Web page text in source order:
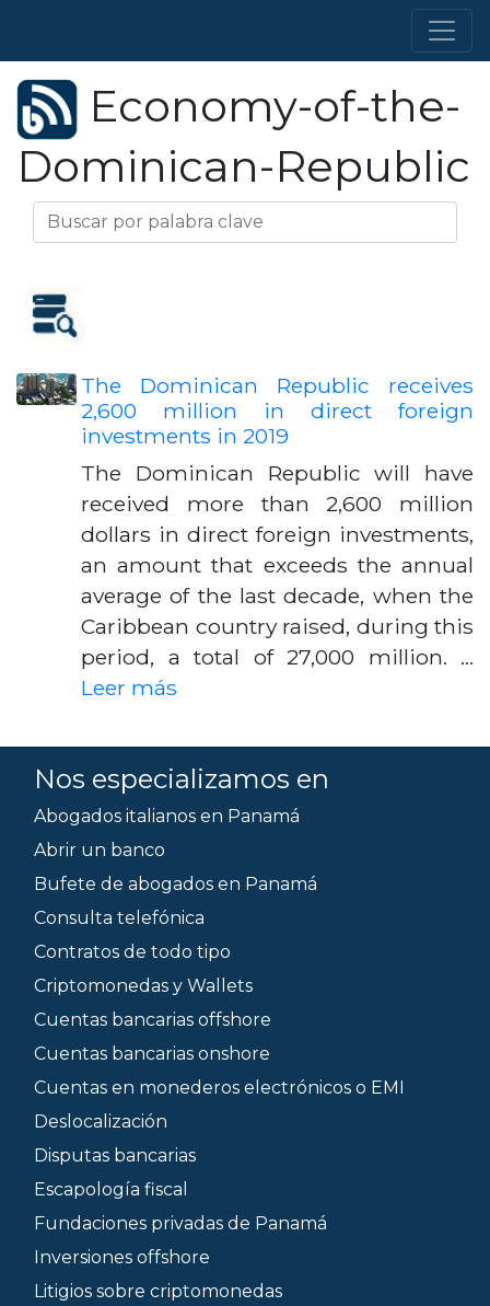
Economy-of-the-
Dominican-Republic
The Dominican Republic receives
2,600 million in direct foreign
investments in 2019
The Dominican Republic will have
received more than 2,600 million
dollars in direct foreign investments,
an amount that exceeds the annual
average of the last decade, when the
Caribbean country raised, during this
period, a total of 27,000 million. …
Leer más
Nos especializamos en
Abogados italianos en Panamá
Abrir un banco
Bufete de abogados en Panamá
Consulta telefónica
Contratos de todo tipo
Criptomonedas y Wallets
Cuentas bancarias offshore
Cuentas bancarias onshore
Cuentas en monederos electrónicos o EMI
Deslocalización
Disputas bancarias
Escapología fiscal
Fundaciones privadas de Panamá
Inversiones offshore
Litigios sobre criptomonedas